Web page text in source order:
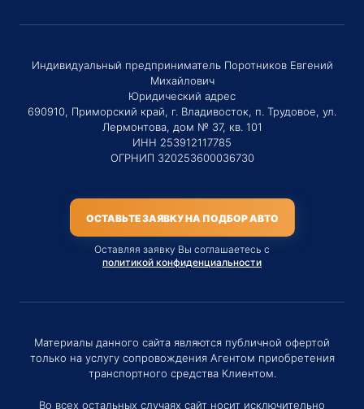
Индивидуальный предприниматель Поротников Евгений
Михайлович
Юридический адрес
690910, Приморский край, г. Владивосток, п. Трудовое, ул.
Лермонтова, дом № 37, кв. 101
ИНН 253912117785
ОГРНИП 320253600036730
ОСТАВЬТЕ ЗАЯВКУ НА ПОДБОР АВТО
Оставляя заявку Вы соглашаетесь с
политикой конфиденциальности
Материалы данного сайта являются публичной офертой
только на услугу сопровождения Агентом приобретения
транспортного средства Клиентом.
Во всех остальных случаях сайт носит исключительно